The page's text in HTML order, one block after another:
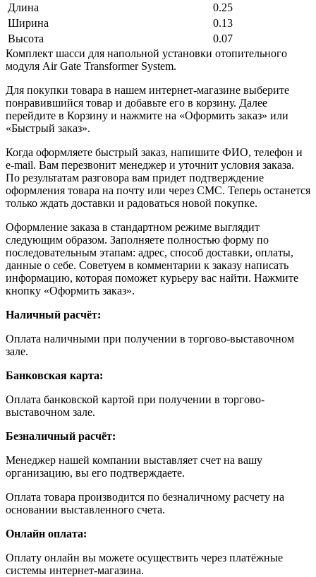
Длина
0.25
Ширина
0.13
Высота
0.07
Комплект шасси для напольной установки отопительного
модуля Air Gate Transformer System.
Для покупки товара в нашем интернет-магазине выберите
понравившийся товар и добавьте его в корзину. Далее
перейдите в Корзину и нажмите на «Оформить заказ» или
«Быстрый заказ».
Когда оформляете быстрый заказ, напишите ФИО, телефон и
e-mail. Вам перезвонит менеджер и уточнит условия заказа.
По результатам разговора вам придет подтверждение
оформления товара на почту или через СМС. Теперь останется
только ждать доставки и радоваться новой покупке.
Оформление заказа в стандартном режиме выглядит
следующим образом. Заполняете полностью форму по
последовательным этапам: адрес, способ доставки, оплаты,
данные о себе. Советуем в комментарии к заказу написать
информацию, которая поможет курьеру вас найти. Нажмите
кнопку «Оформить заказ».
Наличный расчёт:
Оплата наличными при получении в торгово-выставочном
зале.
Банковская карта:
Оплата банковской картой при получении в торгово-
выставочном зале.
Безналичный расчёт:
Менеджер нашей компании выставляет счет на вашу
организацию, вы его подтверждаете.
Оплата товара производится по безналичному расчету на
основании выставленного счета.
Онлайн оплата:
Оплату онлайн вы можете осуществить через платёжные
системы интернет-магазина.